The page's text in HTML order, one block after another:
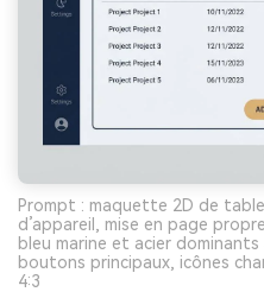
Prompt : maquette 2D de
d’appareil, mise en page
bleu marine et acier
boutons principaux, icônes
4:3